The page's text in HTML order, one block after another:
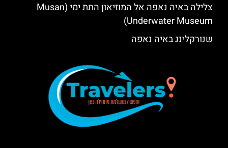
צלילה באיה נאפה אל המוזיאון התת ימי (Musan
Underwater Museum)
שנורקלינג באיה נאפה